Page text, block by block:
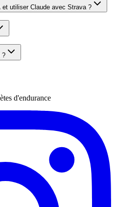
utiliser Claude avec Strava ?
?
d'endurance